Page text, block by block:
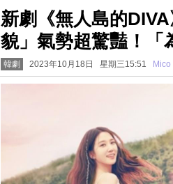
新劇《無人島的
貌」氣勢超驚豔！「
韓劇 2023年10月18日 星期三15:51 Mico